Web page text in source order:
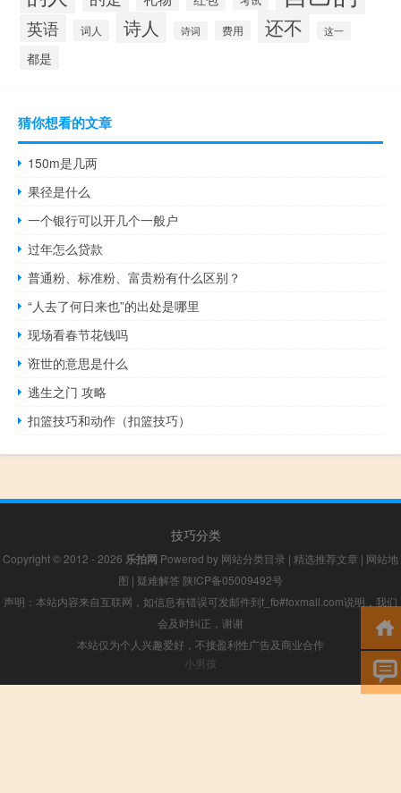
英语 词人 诗人 诗词 费用 还不 这一
都是
猜你想看的文章
150m是几两
果径是什么
一个银行可以开几个一般户
过年怎么贷款
普通粉、标准粉、富贵粉有什么区别？
“人去了何日来也”的出处是哪里
现场看春节花钱吗
诳世的意思是什么
逃生之门 攻略
扣篮技巧和动作（扣篮技巧）
技巧分类
Copyright © 2012 - 2026 乐拍网 Powered by 网站分类目录 | 精选推荐文章 | 网站地
图 | 疑难解答 陕ICP备05009492号
声明：本站内容来自互联网，如信息有错误可发邮件到f_fb#foxmail.com说明，我们
会及时纠正，谢谢
本站仅为个人兴趣爱好，不接盈利性广告及商业合作
小男孩